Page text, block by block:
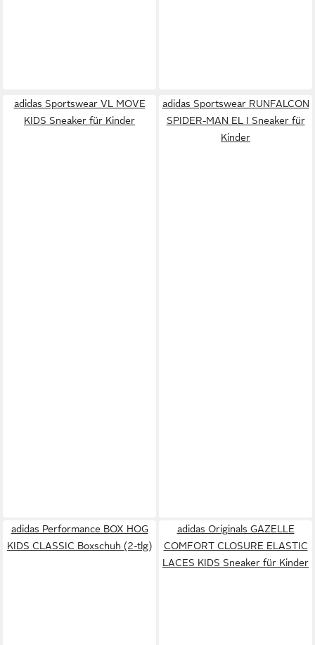
adidas Sportswear VL MOVE
KIDS Sneaker für Kinder
adidas Sportswear RUNFALCON
SPIDER-MAN EL I Sneaker für
Kinder
adidas Performance BOX HOG
KIDS CLASSIC Boxschuh (2-tlg)
adidas Originals GAZELLE
COMFORT CLOSURE ELASTIC
LACES KIDS Sneaker für Kinder